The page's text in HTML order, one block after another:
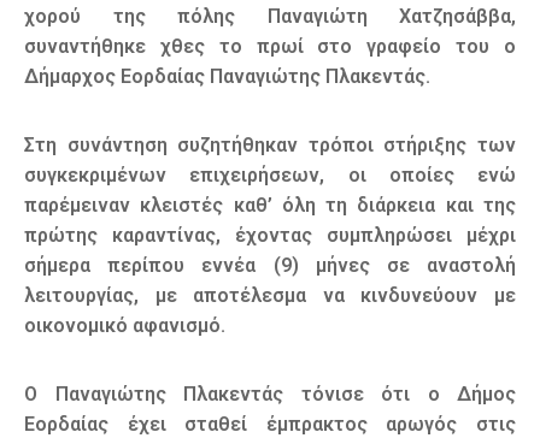
χορού της πόλης Παναγιώτη Χατζησάββα,
συναντήθηκε χθες το πρωί στο γραφείο του ο
Δήμαρχος Εορδαίας Παναγιώτης Πλακεντάς.
Στη συνάντηση συζητήθηκαν τρόποι στήριξης των
συγκεκριμένων επιχειρήσεων, οι οποίες ενώ
παρέμειναν κλειστές καθ’ όλη τη διάρκεια και της
πρώτης καραντίνας, έχοντας συμπληρώσει μέχρι
σήμερα περίπου εννέα (9) μήνες σε αναστολή
λειτουργίας, με αποτέλεσμα να κινδυνεύουν με
οικονομικό αφανισμό.
Ο Παναγιώτης Πλακεντάς τόνισε ότι ο Δήμος
Εορδαίας έχει σταθεί έμπρακτος αρωγός στις